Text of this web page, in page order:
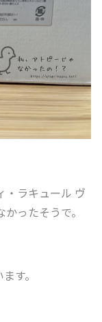
・ラキュール ヴ
ったそうで。
す。